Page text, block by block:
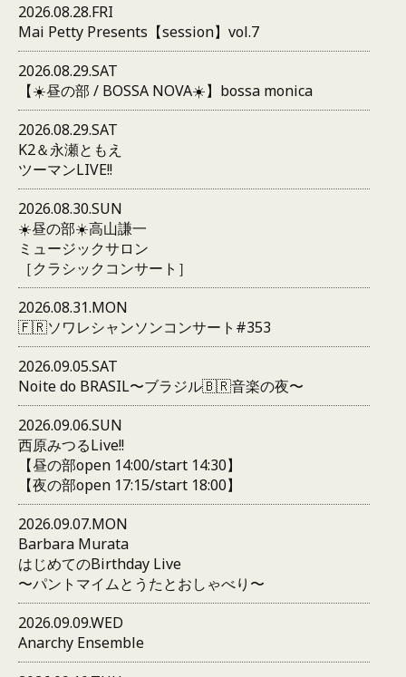
2026.08.28.FRI
Mai Petty Presents【session】vol.7
2026.08.29.SAT
【☀️昼の部 / BOSSA NOVA☀️】bossa monica
2026.08.29.SAT
K2＆永瀬ともえ
ツーマンLIVE!!
2026.08.30.SUN
☀️昼の部☀️高山謙一
ミュージックサロン
［クラシックコンサート］
2026.08.31.MON
🇫🇷ソワレシャンソンコンサート#353
2026.09.05.SAT
Noite do BRASIL〜ブラジル🇧🇷音楽の夜〜
2026.09.06.SUN
西原みつるLive!!
【昼の部open 14:00/start 14:30】
【夜の部open 17:15/start 18:00】
2026.09.07.MON
Barbara Murata
はじめてのBirthday Live
〜パントマイムとうたとおしゃべり〜
2026.09.09.WED
Anarchy Ensemble